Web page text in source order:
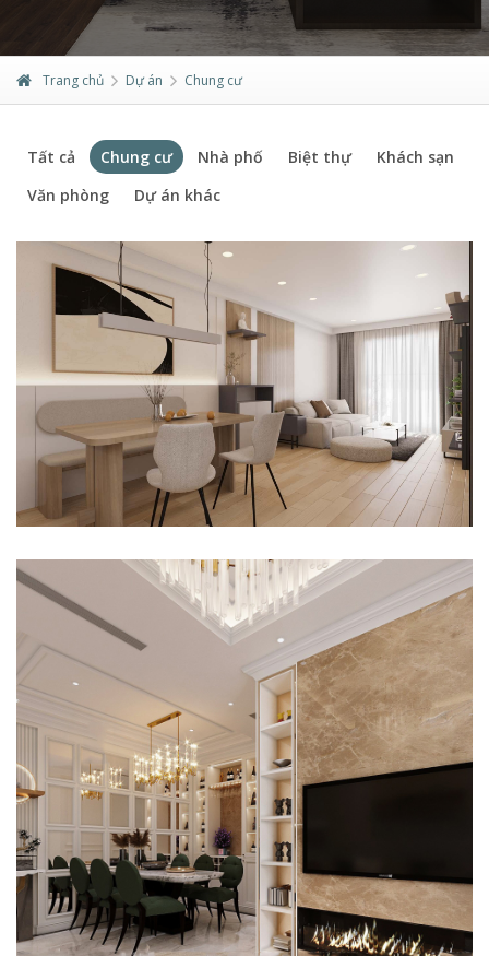
Trang chủ Dự án Chung cư
Tất cả Chung cư Nhà phố Biệt thự
Khách sạn
Văn phòng
Dự án khác
THI CÔNG NỘI THẤT CĂN HỘ STARLIGHT RIVERSIDE QUẬN 6